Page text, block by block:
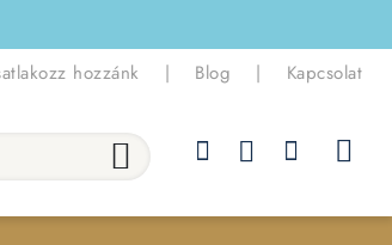
hozzánk | Blog | Kapcsolat